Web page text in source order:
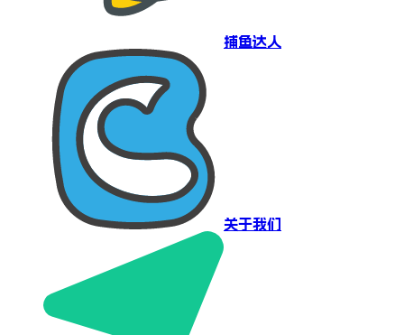
捕鱼达人
关于我们